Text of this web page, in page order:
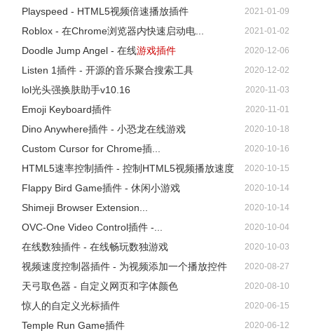
Playspeed - HTML5视频倍速播放插件 2021-01-09
Roblox - 在Chrome浏览器内快速启动电... 2021-01-02
Doodle Jump Angel - 在线游戏插件 2020-12-06
Listen 1插件 - 开源的音乐聚合搜索工具 2020-12-02
lol光头强换肤助手v10.16 2020-11-03
Emoji Keyboard插件 2020-11-01
Dino Anywhere插件 - 小恐龙在线游戏 2020-10-18
Custom Cursor for Chrome插... 2020-10-16
HTML5速率控制插件 - 控制HTML5视频播放速度 2020-10-15
Flappy Bird Game插件 - 休闲小游戏 2020-10-14
Shimeji Browser Extension... 2020-10-14
OVC-One Video Control插件 -... 2020-10-04
在线数独插件 - 在线畅玩数独游戏 2020-10-03
视频速度控制器插件 - 为视频添加一个播放控件 2020-08-27
天弓取色器 - 自定义网页和字体颜色 2020-08-10
惊人的自定义光标插件 2020-06-15
Temple Run Game插件 2020-06-12